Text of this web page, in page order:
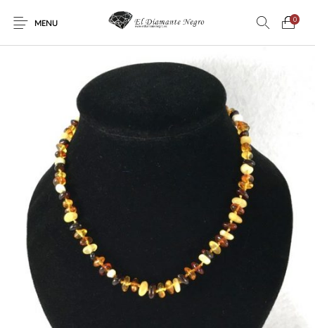
MENU
0
Novedades En oferta ! DINOSAURIOS
ESOTERISMO METEORITOS
MINERALES
PRODUCTOS DE
CONSUMO